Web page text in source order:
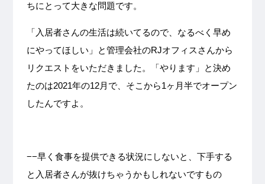
ちにとって大きな問題です。
「入居者さんの生活は続いてるので、なるべく早め
にやってほしい」と管理会社のRJオフィスさんから
リクエストをいただきました。「やります」と決め
たのは2021年の12月で、そこから1ヶ月半でオープン
したんですよ。
−−早く食事を提供できる状況にしないと、下手する
と入居者さんが抜けちゃうかもしれないですもの